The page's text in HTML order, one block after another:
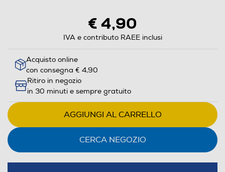
€ 4,90
IVA e contributo RAEE inclusi
Acquisto online
con consegna € 4,90
Ritiro in negozio
in 30 minuti e sempre gratuito
AGGIUNGI AL CARRELLO
CERCA NEGOZIO